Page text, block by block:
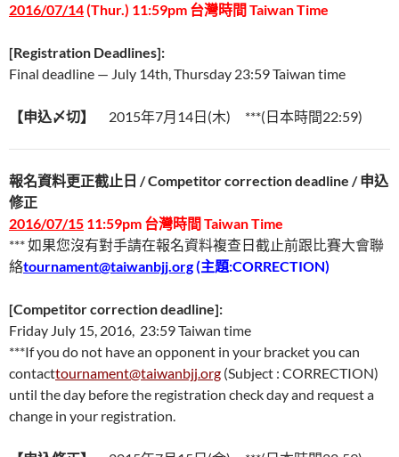
2016/07/14(Thur.) 11:59pm 台灣時間 Taiwan Time
[Registration Deadlines]:
Final deadline — July 14th, Thursday 23:59 Taiwan time
【申込〆切】 2015年7月14日(木) ***(日本時間22:59)
報名資料更正截止日 / Competitor correction deadline / 申込
修正
2016/07/15 11:59pm 台灣時間 Taiwan Time
*** 如果您沒有對手請在報名資料複查日截止前跟比賽大會聯
絡tournament@taiwanbjj.org(主題:CORRECTION)
[Competitor correction deadline]:
Friday July 15, 2016, 23:59 Taiwan time
***If you do not have an opponent in your bracket you can
contacttournament@taiwanbjj.org (Subject : CORRECTION)
until the day before the registration check day and request a
change in your registration.